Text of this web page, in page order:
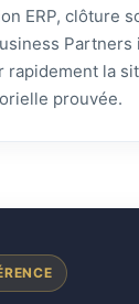
ERP, clôture
rapidement la
prouvée.